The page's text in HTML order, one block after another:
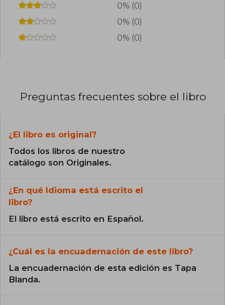
0% (0)
0% (0)
0% (0)
Preguntas frecuentes sobre el libro
¿El libro es original?
Todos los libros de nuestro
catálogo son Originales.
¿En qué Idioma está escrito el
libro?
El libro está escrito en Español.
¿Cuál es la encuadernación de este libro?
La encuadernación de esta edición es Tapa
Blanda.